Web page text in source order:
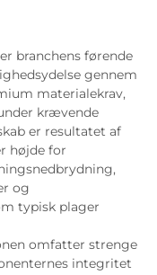
branchens førende
gennem
materialekrav,
krævende
er resultatet af
højde for
og
typisk plager
omfatter strenge
integritet